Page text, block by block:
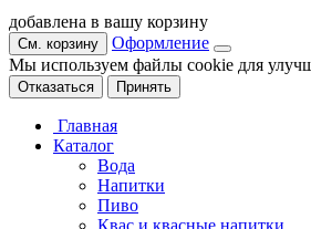
добавлена в вашу корзину
См. корзину
Оформление
Мы используем файлы cookie для
Отказаться Принять
Главная
Каталог
Вода
Напитки
Пиво
Квас и квасные напитки